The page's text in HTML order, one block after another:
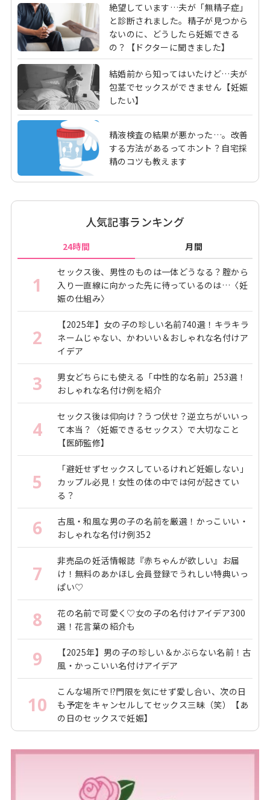
絶望しています…夫が「無精子症」
と診断されました。精子が見つから
ないのに、どうしたら妊娠できる
の？【ドクターに聞きました】
結婚前から知ってはいたけど…夫が
包茎でセックスができません【妊娠
したい】
精液検査の結果が悪かった…。改善
する方法があるってホント？自宅採
精のコツも教えます
人気記事ランキング
24時間 月間
1
セックス後、男性のものは一体どうなる？腟から
入り一直線に向かった先に待っているのは…〈妊
娠の仕組み〉
2
【2025年】女の子の珍しい名前740選！キラキラ
ネームじゃない、かわいい＆おしゃれな名付けア
イデア
3
男女どちらにも使える「中性的な名前」253選！
おしゃれな名付け例を紹介
4
セックス後は仰向け？うつ伏せ？逆立ちがいいっ
て本当？〈妊娠できるセックス〉で大切なこと
【医師監修】
5
「避妊せずセックスしているけれど妊娠しない」
カップル必見！女性の体の中では何が起きてい
る？
6
古風・和風な男の子の名前を厳選！かっこいい・
おしゃれな名付け例352
7
非売品の妊活情報誌『赤ちゃんが欲しい』お届
け！無料のあかほし会員登録でうれしい特典いっ
ぱい♡
8
花の名前で可愛く♡女の子の名付けアイデア300
選！花言葉の紹介も
9
【2025年】男の子の珍しい＆かぶらない名前！古
風・かっこいい名付けアイデア
10
こんな場所で!?門限を気にせず愛し合い、次の日
も予定をキャンセルしてセックス三昧（笑）【あ
の日のセックスで妊娠】